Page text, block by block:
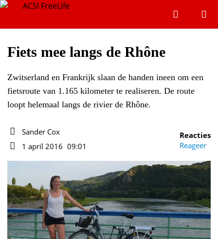
Zoeken
Fiets mee langs de Rhône
Zwitserland en Frankrijk slaan de handen ineen om een
fietsroute van 1.165 kilometer te realiseren. De route
loopt helemaal langs de rivier de Rhône.
Auteur
Sander Cox
1 april 2016 09:01
Reacties
Reageer